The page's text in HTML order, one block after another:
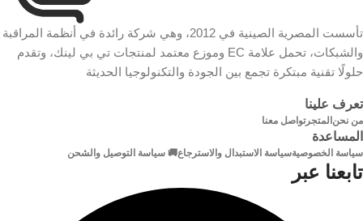
تأسست المصرية الصينية في 2012، وهي شركة رائدة في أنظمة المراقبة
والشبكات، تحمل علامة EC وموزع معتمد لمنتجات تي بي لينك، وتقدم
حلولًا تقنية مبتكرة تجمع بين الجودة والتكنولوجيا الحديثة
تعرف علينا
من نحن المتجرتواصل معنا
المساعدة
سياسة الخصوصيةسياسة الاستبدال والاسترجاع🚚 سياسة التوصيل والشحن
تابعنا عبر